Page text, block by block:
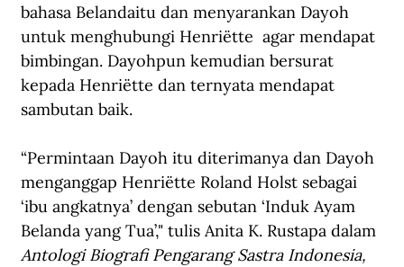
bahasa Belandaitu dan menyarankan Dayoh
untuk menghubungi Henriëtte  agar mendapat
bimbingan. Dayohpun kemudian bersurat
kepada Henriëtte dan ternyata mendapat
sambutan baik.
“Permintaan Dayoh itu diterimanya dan Dayoh
menganggap Henriëtte Roland Holst sebagai
‘ibu angkatnya’ dengan sebutan ‘Induk Ayam
Belanda yang Tua’," tulis Anita K. Rustapa dalam
Antologi Biografi Pengarang Sastra Indonesia,